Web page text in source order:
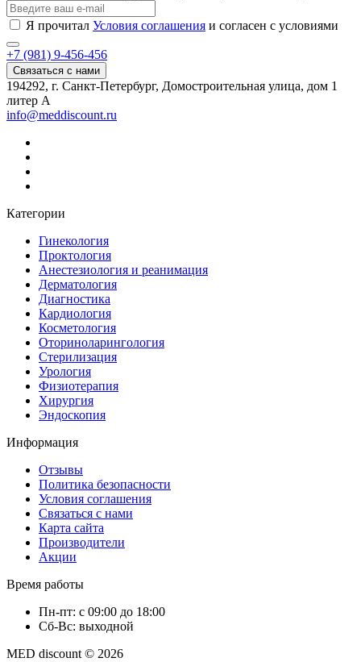
Я прочитал Условия соглашения и согласен с условиями
+7 (981) 9-456-456
Связаться с нами
194292, г. Санкт-Петербург, Домостроительная улица, дом 1
литер А
info@meddiscount.ru
Категории
Гинекология
Проктология
Анестезиология и реанимация
Дерматология
Диагностика
Кардиология
Косметология
Оториноларингология
Стерилизация
Урология
Физиотерапия
Хирургия
Эндоскопия
Информация
Отзывы
Политика безопасности
Условия соглашения
Связаться с нами
Карта сайта
Производители
Акции
Время работы
Пн-пт: с 09:00 до 18:00
Сб-Вс: выходной
MED discount © 2026